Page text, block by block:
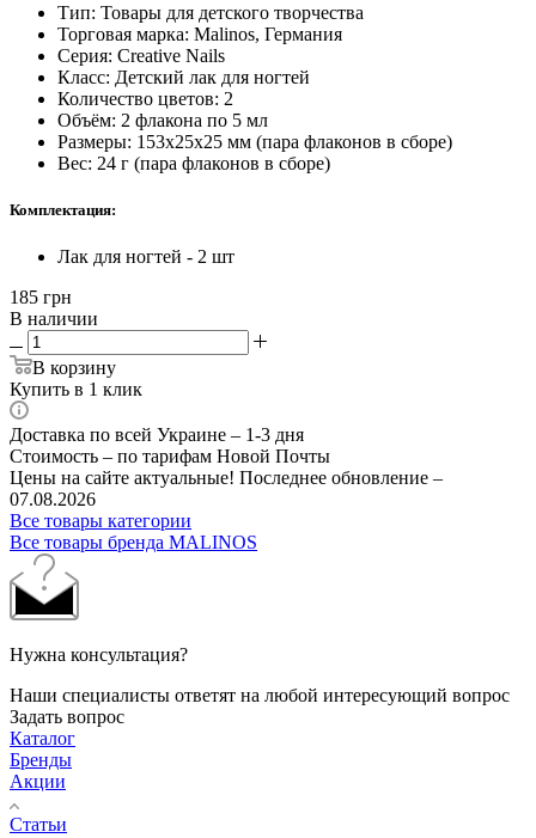
Тип: Товары для детского творчества
Торговая марка: Malinos, Германия
Серия: Creative Nails
Класс: Детский лак для ногтей
Количество цветов: 2
Объём: 2 флакона по 5 мл
Размеры: 153х25х25 мм (пара флаконов в сборе)
Вес: 24 г (пара флаконов в сборе)
Комплектация:
Лак для ногтей - 2 шт
185 грн
В наличии
В корзину
Купить в 1 клик
Доставка по всей Украине – 1-3 дня
Стоимость – по тарифам Новой Почты
Цены на сайте актуальные! Последнее обновление –
07.08.2026
Все товары категории
Все товары бренда MALINOS
Нужна консультация?
Наши специалисты ответят на любой интересующий вопрос
Задать вопрос
Каталог
Бренды
Акции
Статьи